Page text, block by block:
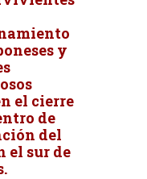
y
el cierre
de
del
el sur de